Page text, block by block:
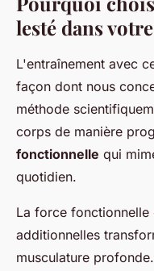
lesté dans
L'entraînement avec
façon dont nous
méthode
corps de manière
fonctionnelle qui
quotidien.
La force
additionnelles
musculature